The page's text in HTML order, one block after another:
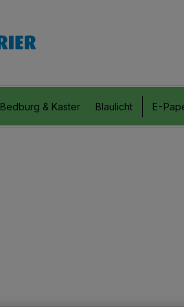
Bedburg & Kaster Blaulicht E-